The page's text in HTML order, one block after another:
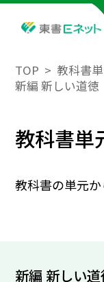
TOP
教科書
新編 新しい道
教科書単
教科書の単元か
新編 新しい